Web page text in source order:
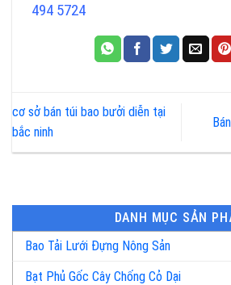
494 5724
cơ sở bán túi bao bưởi diễn tại
bắc ninh
DANH MỤC SẢN
Bao Tải Lưới Đựng Nông Sản
Bạt Phủ Gốc Cây Chống Cỏ Dại